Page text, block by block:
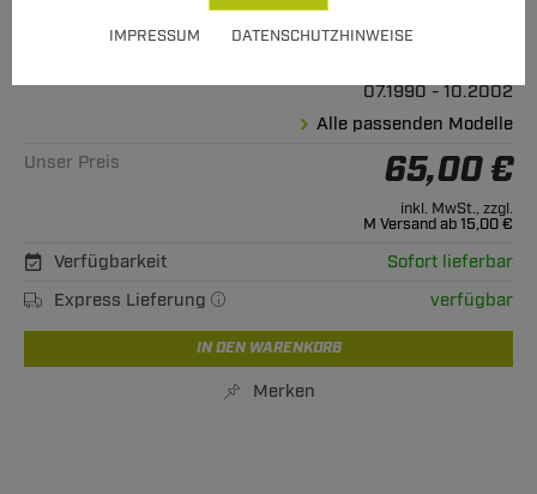
IMPRESSUM DATENSCHUTZHINWEISE
Geeignet für
07.1990 - 10.2002
Alle passenden Modelle
Unser Preis
65,00 €
inkl. MwSt., zzgl.
M Versand ab 15,00 €
Verfügbarkeit
Sofort lieferbar
Express Lieferung
verfügbar
IN DEN WARENKORB
Merken